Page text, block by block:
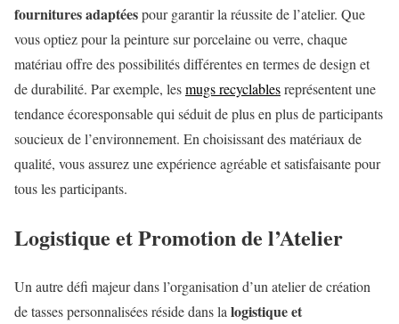
fournitures adaptéespour garantir la réussite de l’atelier. Que
vous optiez pour la peinture sur porcelaine ou verre, chaque
matériau offre des possibilités différentes en termes de design et
de durabilité. Par exemple, lesmugs recyclablesreprésentent une
tendance écoresponsable qui séduit de plus en plus de participants
soucieux de l’environnement. En choisissant des matériaux de
qualité, vous assurez une expérience agréable et satisfaisante pour
tous les participants.
Logistique et Promotion de l’Atelier
Un autre défi majeur dans l’organisation d’un atelier de création
de tasses personnalisées réside dans la logistique et